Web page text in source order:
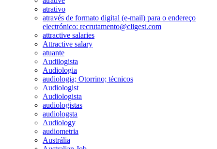
atrativo
através de formato digital (e-mail) para o endereço
electrónico: recrutamento@cligest.com
attractive salaries
Attractive salary
atuante
Audilogista
Audiologia
audiologia; Otorrino; técnicos
Audiologist
Audiologista
audiologistas
audiologsta
Audiology
audiometria
Austrália